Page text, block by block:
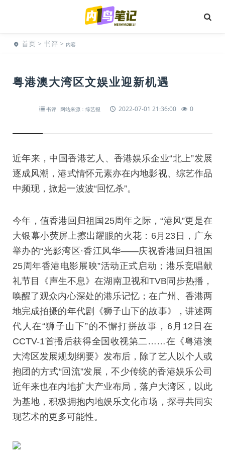
首页 > 书评 > 内容
粤港澳大湾区文娱业迎新机遇
书评 网站来源：综艺报 2022-07-01 21:36:00 0
近年来，中国香港艺人、香港娱乐企业“北上”发展
逐成风潮，港式情怀元素亦在内地影视、综艺作品
中频现，掀起一波波“回忆杀”。
今年，值香港回归祖国25周年之际，“港风”更是在
大银幕小荧屏上擦出耀眼的火花：6月23日，广东
举办的“光影湾区·香江风华——庆祝香港回归祖国
25周年香港电影展映”活动正式启动；港乐竞唱献
礼节目《声生不息》在湖南卫视和TVB同步热播，
唤醒了观众内心深处的港乐记忆；在广州、香港两
地完成拍摄的年代剧《狮子山下的故事》，讲述两
代人在“狮子山下”的不懈打拼故事，6月12日在
CCTV-1首播后获得全国收视第二……在《粤港澳
大湾区发展规划纲要》发布后，除了艺人以个人或
抱团的方式“回流”发展，不少传统的香港娱乐公司
近年来也在内地扩大产业布局，落户大湾区，以此
为基地，积极拥抱内地娱乐文化市场，探寻共同实
现艺术的更多可能性。